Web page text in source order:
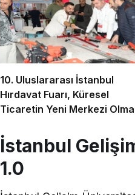
10. Uluslararası İstanbul
Hırdavat Fuarı, Küresel
Ticaretin Yeni Merkezi
İstanbul
1.0